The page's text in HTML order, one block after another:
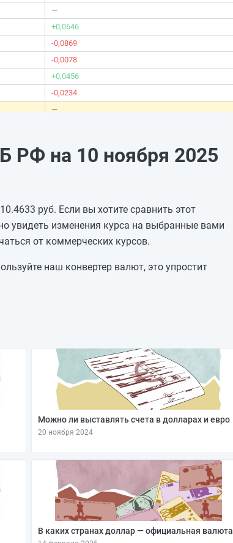
—
+0,0646
-0,0869
-0,0078
+0,0456
-0,0234
—
+0,0256
—
—
-0,0108
РФ на 10 ноября 2025
руб. Если вы хотите сравнить этот
увидеть изменения курса на выбранные вами
от коммерческих курсов.
наш конвертер валют, это упростит
Можно ли выставлять счета в долларах и евро
20 ноября 2024
В каких странах доллар — официальная валюта